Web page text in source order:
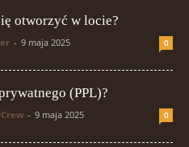
otworzyć w locie?
- 9 maja 2025 0
(PPL)?
- 9 maja 2025 0